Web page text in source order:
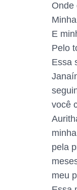
Onde
E
Pelo
Essa
você
pela
meu